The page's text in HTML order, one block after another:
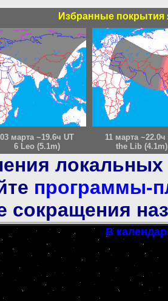
Избранные покрытия
03 марта ~19.6ч UT
6 Leo (5.1m)
11 марта ~22.0ч
the Lib (4.1m)
программы-
сокращения
В